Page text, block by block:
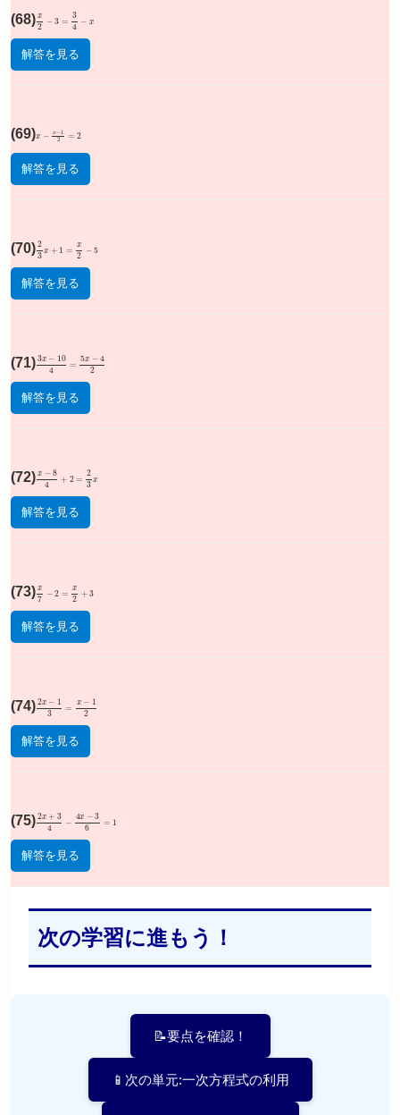
(68)x2 3= 4−
解答を見る
(69) −1 2
解答を見る
(70)23 1 2−
解答を見る
(71)3x −104 x− 42
解答を見る
(72)x−84 = x
解答を見る
(73)x7 2= 2+
解答を見る
(74)2x −1 3 −1 2
解答を見る
(75)2x+3 4 x− 36=
解答を見る
次の学習に進もう！
📝要点を確認！
📱次の単元:一次方程式の利用